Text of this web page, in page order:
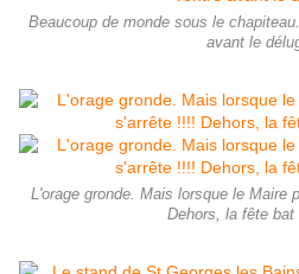
Beaucoup de monde sous le
avant le
L'orage gronde. Mais lorsque le Maire
Dehors, la fête bat